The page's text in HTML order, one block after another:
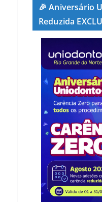
🎉 Aniversário
Reduzida